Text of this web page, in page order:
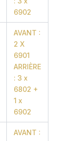
6902
AVANT :
2 X
6901
ARRIÈRE
: 3 x
6802 +
1 x
6902
AVANT :